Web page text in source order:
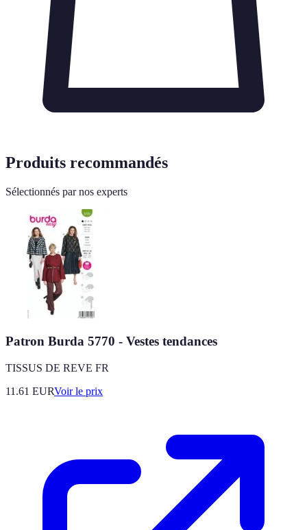
Produits recommandés
Sélectionnés par nos experts
Patron Burda 5770 - Vestes tendances
TISSUS DE REVE FR
11.61 EURVoir le prix